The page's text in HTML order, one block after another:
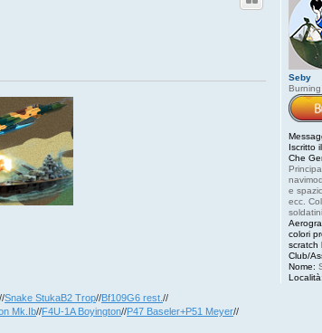
Seby
Iscritto
Che
e
ecc.
soldatini
colori
scratch
Club/
Nome:
Località:
//Snake StukaB2 Trop//Bf109G6 rest. //
Mk.Ib//F4U-1A Boyington//P47 Baseler+P51 Meyer//